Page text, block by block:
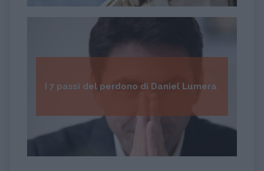
I 7 passi del perdono di Daniel Lumera